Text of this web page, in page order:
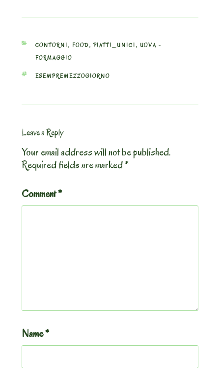
CATEGORIES
CONTORNI , FOOD,PIATTI_UNICI , UOVA -
FORMAGGIO
TAGS
ESEMPREMEZZOGIORNO
Leave a Reply
Your email address will not be published.
Required fields are marked*
Comment*
Name*